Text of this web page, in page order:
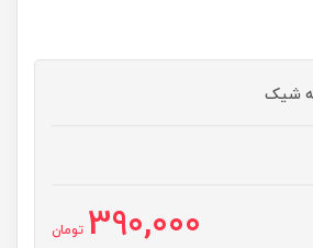
شیک
390,000 تومان